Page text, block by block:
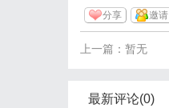
分享 邀请
上一篇：暂无
最新评论(0)